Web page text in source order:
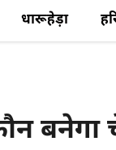
धारूहेड़ा
बनेगा